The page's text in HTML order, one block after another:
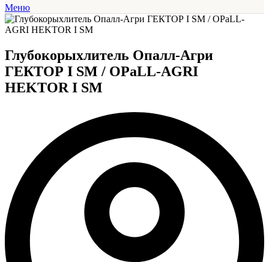
Меню
Глубокорыхлитель Опалл-Агри
ГЕКТОР I SM / OPaLL-AGRI
HEKTOR I SM